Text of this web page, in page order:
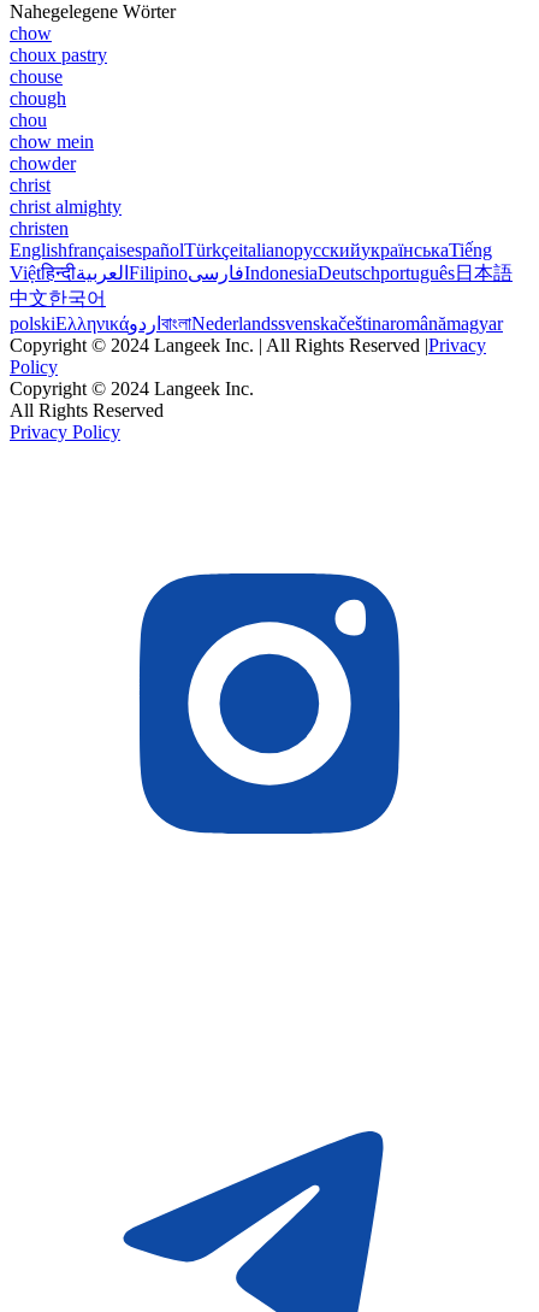
Nahegelegene Wörter
chow
choux pastry
chouse
chough
chou
chow mein
chowder
christ
christ almighty
christen
EnglishfrançaisespañolTürkçeitalianoрусскийукраїнськаTiếng
Việtहिन्दीالعربية FilipinoفارسیIndonesiaDeutschportuguês日本語
中文한국어
polskiΕλληνικάاردو বাংলাNederlandssvenskačeštinaromânămagyar
Copyright © 2024 Langeek Inc. | All Rights Reserved |Privacy
Policy
Copyright © 2024 Langeek Inc.
All Rights Reserved
Privacy Policy